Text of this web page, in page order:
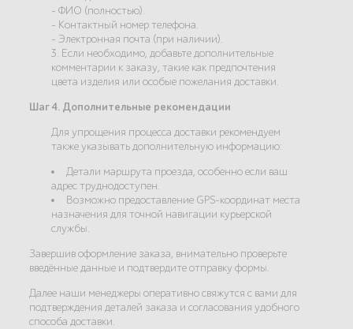
- ФИО (полностью).
- Контактный номер телефона.
- Электронная почта (при наличии).
3. Если необходимо, добавьте дополнительные
комментарии к заказу, такие как предпочтения
цвета изделия или особые пожелания доставки.
Шаг 4. Дополнительные рекомендации
Для упрощения процесса доставки рекомендуем
также указывать дополнительную информацию:
Детали маршрута проезда, особенно если ваш
адрес труднодоступен.
Возможно предоставление GPS-координат места
назначения для точной навигации курьерской
службы.
Завершив оформление заказа, внимательно проверьте
введённые данные и подтвердите отправку формы.
Далее наши менеджеры оперативно свяжутся с вами для
подтверждения деталей заказа и согласования удобного
способа доставки.